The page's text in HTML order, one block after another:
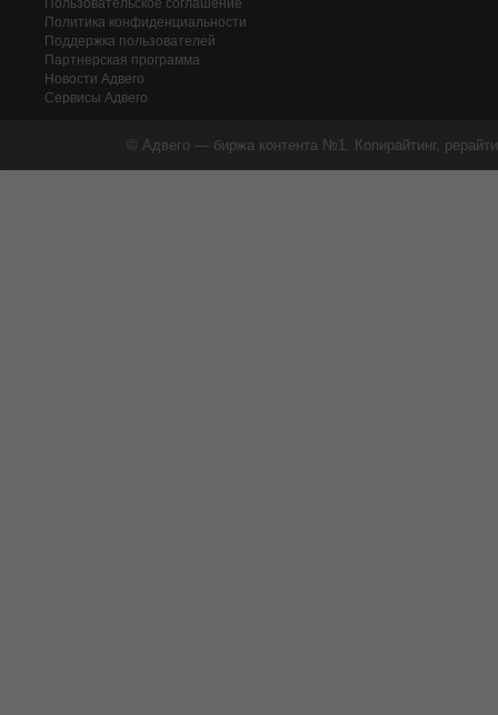
Пользовательское соглашение
Политика конфиденциальности
Поддержка пользователей
Партнерская программа
Новости Адвего
Сервисы Адвего
© Адвего — биржа контента №1. Копирайтинг,